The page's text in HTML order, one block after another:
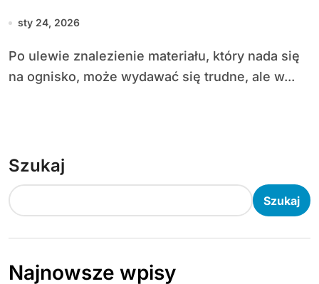
sty 24, 2026
Po ulewie znalezienie materiału, który nada się
na ognisko, może wydawać się trudne, ale w...
Szukaj
Szukaj
Najnowsze wpisy